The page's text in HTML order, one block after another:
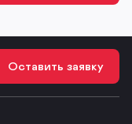
Оставить заявку